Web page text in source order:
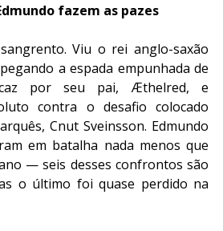
fazem as pazes
Viu o rei anglo-saxão
a espada empunhada de
por seu pai, Æthelred, e
contra o desafio colocado
Cnut Sveinsson. Edmundo
em batalha nada menos que
— seis desses confrontos são
o último foi quase perdido na